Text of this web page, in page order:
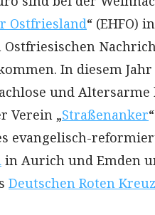
Ostfriesland“ (EHFO)
In diesem
und
Verein „Straßenanker
evangelisch-
in Aurich und Emden
Deutschen Roten